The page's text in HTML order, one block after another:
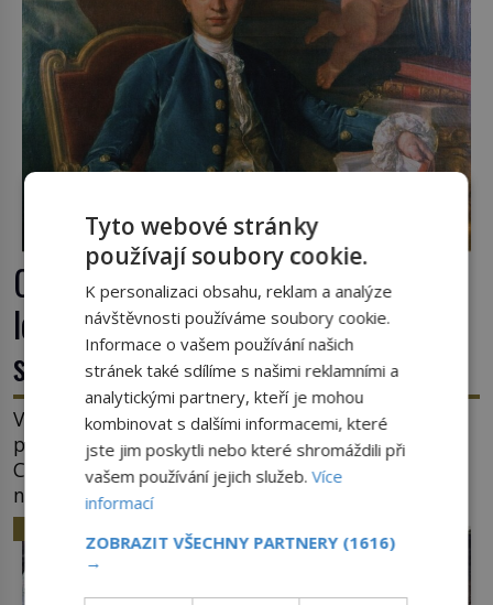
Casanova v Pobaltí: Co měl
legendární svůdník společného se
svobodnými zednáři?
V roce 1764 byste mohli na lotyšských plážích
potkat dobrodruha a sukničkáře Giacoma
Casanovu. Jeho cesta k Baltskému moři však
nebyla turistickým výletem, ale ryze pracovní
cestou se zištnými úmysly. Jaký cíl Casanova
sledoval, když se například procházel uličkami
lotyšské Rigy? Casanova v Pobaltí kontaktoval
tamní zednářské lóže. Nebyl v této oblasti žádným
Tyto webové stránky
používají soubory cookie.
K personalizaci obsahu, reklam a analýze
návštěvnosti používáme soubory cookie.
Informace o vašem používání našich
stránek také sdílíme s našimi reklamními a
analytickými partnery, kteří je mohou
kombinovat s dalšími informacemi, které
jste jim poskytli nebo které shromáždili při
vašem používání jejich služeb.Více
informací
ZOBRAZIT VŠECHNY PARTNERY (1616)
→